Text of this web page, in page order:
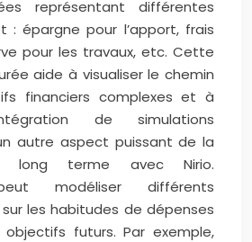
représentant différentes
: épargne pour l’apport, frais
pour les travaux, etc. Cette
aide à visualiser le chemin
financiers complexes et à
de simulations
autre aspect puissant de la
long terme avec Nirio.
modéliser différents
les habitudes de dépenses
futurs. Par exemple,